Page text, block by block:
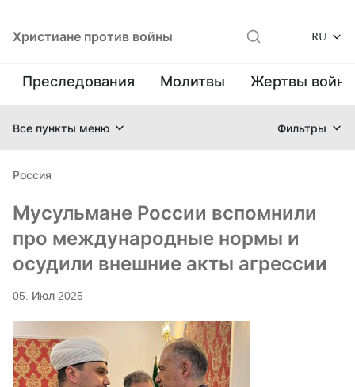
Христиане против войны RU
Преследования Молитвы Жертвы
Все пункты меню Фильтры
Россия
Мусульмане России вспомнили
про международные нормы и
осудили внешние акты агрессии
05. Июл 2025